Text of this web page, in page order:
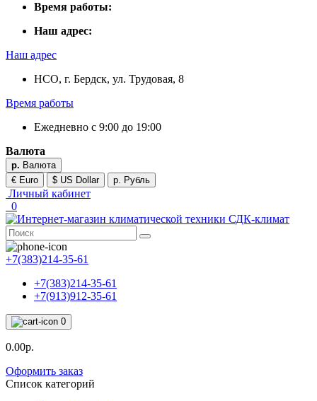
Время работы:
Наш адрес:
Наш адрес
НСО, г. Бердск, ул. Трудовая, 8
Время работы
Ежедневно с 9:00 до 19:00
Валюта
р. Валюта
€ Euro
$ US Dollar р. Рубль
Личный кабинет
0
+7(383)214-35-61
+7(383)214-35-61
+7(913)912-35-61
0
0.00р.
Оформить заказ
Список категорий